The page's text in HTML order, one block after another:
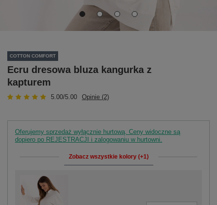
COTTON COMFORT
Ecru dresowa bluza kangurka z
kapturem
5.00/5.00 Opinie (2)
Oferujemy sprzedaż wyłącznie hurtową. Ceny widoczne są
dopiero po REJESTRACJI i zalogowaniu w hurtowni.
Zobacz wszystkie kolory (+1)